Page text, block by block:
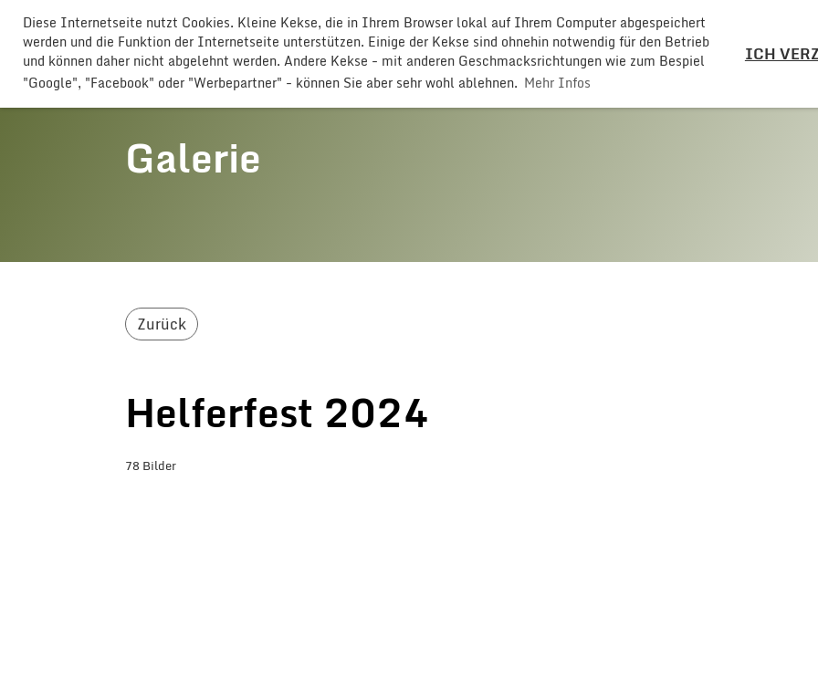
Diese Internetseite nutzt Cookies. Kleine Kekse, die in Ihrem Browser lokal auf Ihrem Computer abgespeichert
werden und die Funktion der Internetseite unterstützen. Einige der Kekse sind ohnehin notwendig für den Betrieb
und können daher nicht abgelehnt werden. Andere Kekse - mit anderen Geschmacksrichtungen wie zum Bespiel
"Google", "Facebook" oder "Werbepartner" - können Sie aber sehr wohl ablehnen. Mehr Infos
ICH
GLOGGERESCHRÄNZER BUTTISHOLZ
Galerie
Zurück
Helferfest 2024
78 Bilder